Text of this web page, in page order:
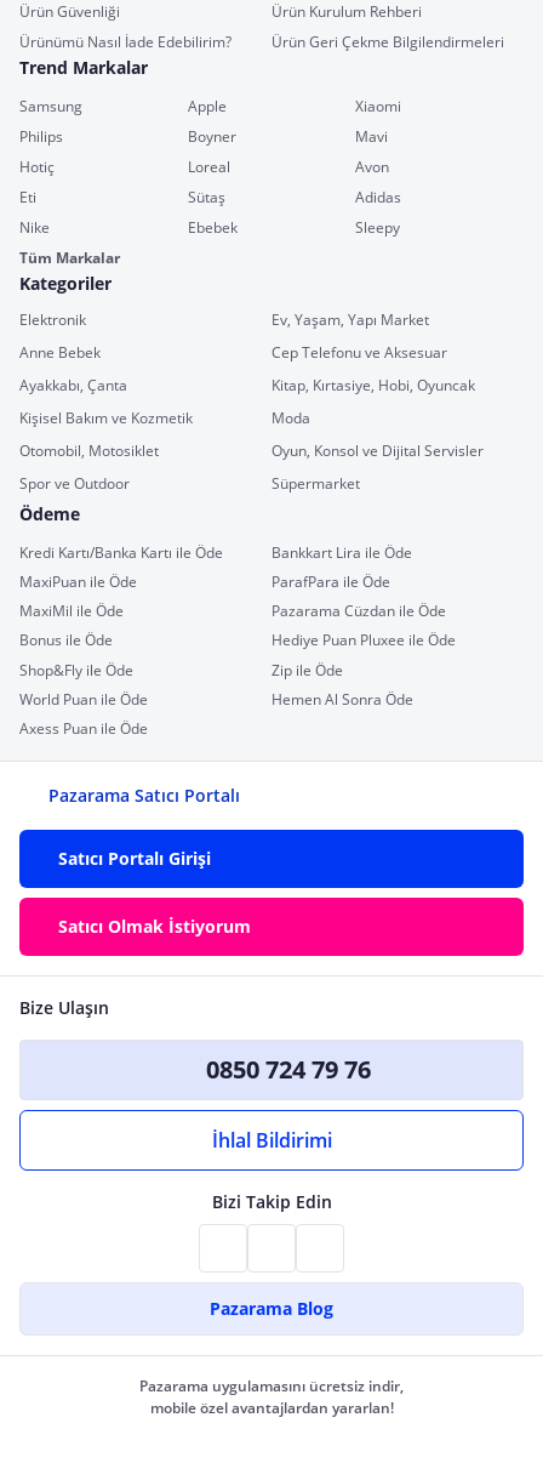
Ürün Güvenliği
Ürün Kurulum Rehberi
Ürünümü Nasıl İade Edebilirim?
Ürün Geri Çekme Bilgilendirmeleri
Trend Markalar
Samsung Apple
Xiaomi
Philips
Boyner
Mavi
Hotiç
Loreal
Avon
Eti
Sütaş
Adidas
Nike
Ebebek
Sleepy
Tüm Markalar
Kategoriler
Elektronik
Ev, Yaşam, Yapı Market
Anne Bebek
Cep Telefonu ve Aksesuar
Ayakkabı, Çanta
Kitap, Kırtasiye, Hobi, Oyuncak
Kişisel Bakım ve Kozmetik
Moda
Otomobil, Motosiklet
Oyun, Konsol ve Dijital Servisler
Spor ve Outdoor
Süpermarket
Ödeme
Kredi Kartı/Banka Kartı ile Öde
Bankkart Lira ile Öde
MaxiPuan ile Öde
ParafPara ile Öde
MaxiMil ile Öde
Pazarama Cüzdan ile Öde
Bonus ile Öde
Hediye Puan Pluxee ile Öde
Shop&Fly ile Öde
Zip ile Öde
World Puan ile Öde
Hemen Al Sonra Öde
Axess Puan ile Öde
Pazarama Satıcı Portalı
Satıcı Portalı Girişi
Satıcı Olmak İstiyorum
Bize Ulaşın
0850 724 79 76
İhlal Bildirimi
Bizi Takip Edin
Pazarama Blog
Pazarama uygulamasını ücretsiz indir,
mobile özel avantajlardan yararlan!